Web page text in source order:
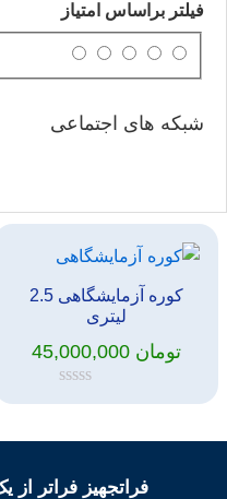
فیلتر براساس امتیاز
شبکه های اجتماعی
کوره آزمایشگاهی 2.5
لیتری
تومان45,000,000
امتیاز
فراتجهیز فراتر